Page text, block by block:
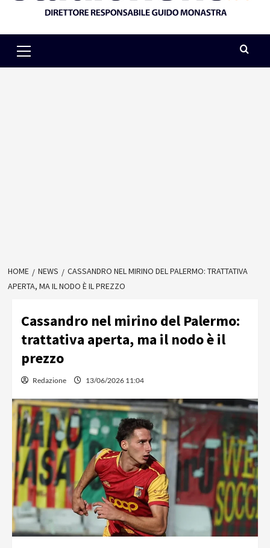
Menu
HOME NEWS
CASSANDRO NEL MIRINO DEL PALERMO: TRATTATIVA
APERTA, MA IL NODO È IL PREZZO
Cassandro nel mirino del Palermo:
trattativa aperta, ma il nodo è il
prezzo
Redazione 13/06/2026 11:04